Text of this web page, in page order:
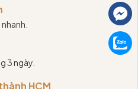
3 ngày.
HCM